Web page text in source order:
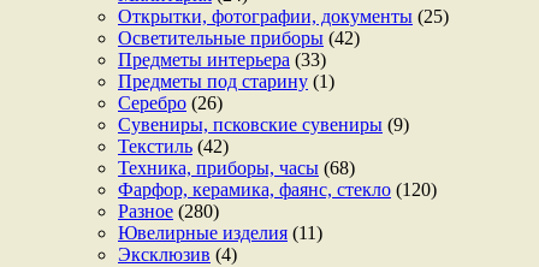
Открытки, фотографии, документы (25)
Осветительные приборы (42)
Предметы интерьера (33)
Предметы под старину (1)
Серебро (26)
Сувениры, псковские сувениры (9)
Текстиль (42)
Техника, приборы, часы (68)
Фарфор, керамика, фаянс, стекло (120)
Разное (280)
Ювелирные изделия (11)
Эксклюзив (4)